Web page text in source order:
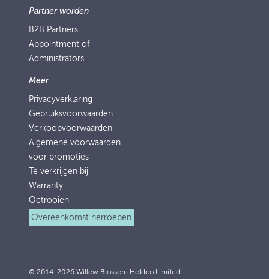
Partner worden
B2B Partners
Appointment of
Administrators
Meer
Privacyverklaring
Gebruiksvoorwaarden
Verkoopvoorwaarden
Algemene voorwaarden
voor promoties
Te verkrijgen bij
Warranty
Octrooien
Overeenkomst herroepen
© 2014-2026 Willow Blossom Holdco Limited